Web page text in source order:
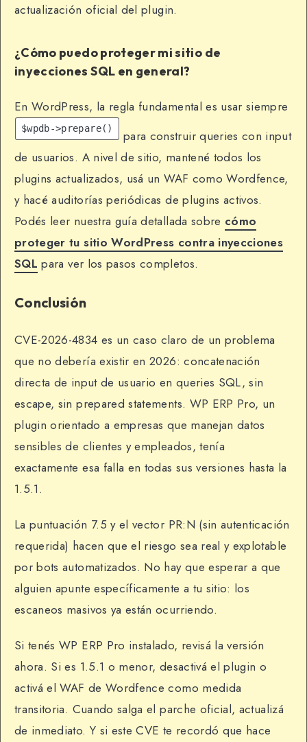
actualización oficial del plugin.
¿Cómo puedo proteger mi sitio de
inyecciones SQL en general?
En WordPress, la regla fundamental es usar siempre
$wpdb->prepare()
para construir queries con input
de usuarios. A nivel de sitio, mantené todos los
plugins actualizados, usá un WAF como Wordfence,
y hacé auditorías periódicas de plugins activos.
Podés leer nuestra guía detallada sobre cómo
proteger tu sitio WordPress contra inyecciones
SQL para ver los pasos completos.
Conclusión
CVE-2026-4834 es un caso claro de un problema
que no debería existir en 2026: concatenación
directa de input de usuario en queries SQL, sin
escape, sin prepared statements. WP ERP Pro, un
plugin orientado a empresas que manejan datos
sensibles de clientes y empleados, tenía
exactamente esa falla en todas sus versiones hasta la
1.5.1.
La puntuación 7.5 y el vector PR:N (sin autenticación
requerida) hacen que el riesgo sea real y explotable
por bots automatizados. No hay que esperar a que
alguien apunte específicamente a tu sitio: los
escaneos masivos ya están ocurriendo.
Si tenés WP ERP Pro instalado, revisá la versión
ahora. Si es 1.5.1 o menor, desactivá el plugin o
activá el WAF de Wordfence como medida
transitoria. Cuando salga el parche oficial, actualizá
de inmediato. Y si este CVE te recordó que hace